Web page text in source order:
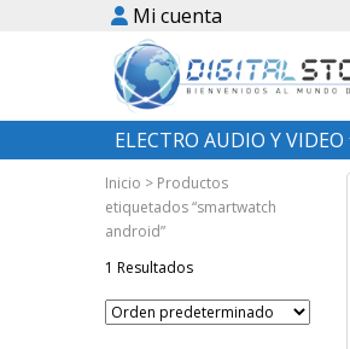
Mi cuenta
ELECTRO AUDIO Y VIDEO
Inicio > Productos
etiquetados “smartwatch
android”
1 Resultados